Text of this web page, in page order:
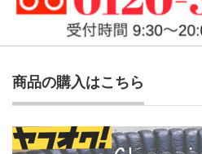
商品の購入はこちら